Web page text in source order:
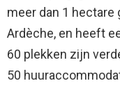
meer dan 1 hectare
Ardèche, en heeft
60 plekken zijn
50